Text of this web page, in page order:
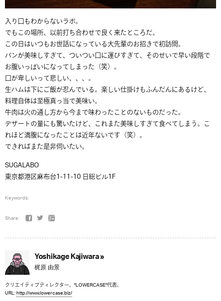
入り口もわからないラボ。
でもこの場所、以前打ち合わせで良く来たところだ。
この日はいつもお世話になっている大先輩のお招きで初訪問。
パンが美味しすぎて、ついつい口に運びすぎて、そのせいで早い段階で
お腹いっぱいになってしまった（笑）。
口が卑しいって悲しい、、、。
生ハムは下にご飯が忍んでいる。楽しい仕掛けもふんだんにあるけど、
料理自体は至極真っ当で美味い。
牛肉は火の通し方から今まで味わったことのないものだった。
デザートの量にも驚いたけど、これまた美味しすぎて食べてしまう。こ
れほど満腹になったことは近年ないです（笑）。
できればまた是非伺いたい。
SUGALABO
東京都港区麻布台1-11-10 日総ビル1F
Keywords:
Share:
Yoshikage Kajiwara »
梶原 由景
クリエイティブディレクター。"LOWERCASE"代表。
URL:http://www.lowercase.biz/